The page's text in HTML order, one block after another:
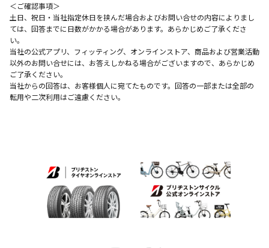
＜ご確認事項＞
土日、祝日・当社指定休日を挟んだ場合およびお問い合せの内容によりまし
ては、回答までに日数がかかる場合があります。あらかじめご了承くださ
い。
当社の公式アプリ、フィッティング、オンラインストア、商品および営業活動
以外のお問い合せには、お答えしかねる場合がございますので、あらかじめ
ご了承ください。
当社からの回答は、お客様個人に宛てたものです。回答の一部または全部の
転用や二次利用はご遠慮ください。